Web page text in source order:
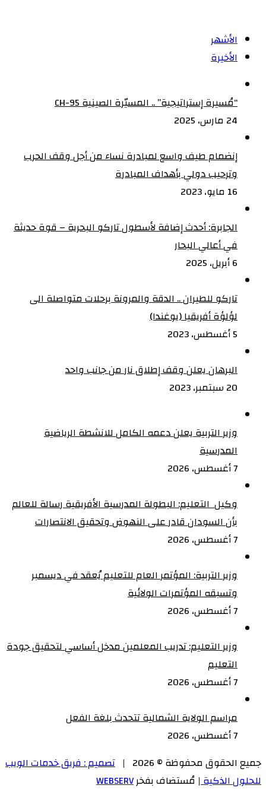
الأشهر
الأخيرة
“مُسيرة إستراتيجية” .. المسيّرة الصينية CH-95
24 مارس، 2025
إنضمام طيف واسع لمبادرة نساء من أجل وقف الحرب
وترحيب دولي بأهداف المبادرة
16 مايو، 2023
الجابرة: أحدث إضافة لأسطول تاركو البحرية – قوة حديثة
في أعالي البحار
6 أبريل، 2025
تاركو للطيران .. الدقة والمرونة برحلات متواصلة الى
لؤلؤة أفريقيا (يوغندا)
5 أغسطس، 2023
البرهان يعلن وقف إطلاق نار من جانب واحد
20 سبتمبر، 2023
وزير التربية يعلن دعمه الكامل للانشطة الرياضية
المدرسية
7 أغسطس، 2026
وكيل التعليم: البطولة المدرسية الأفريقية رسالة للعالم
بأن السودان قادر على النهوض وتحقيق الانتصارات
7 أغسطس، 2026
وزير التربية: المؤتمر العام للتعليم يُعقد في ديسمبر
وتسبقه المؤتمرات الولائية
7 أغسطس، 2026
وزير التعليم: تدريب المعلمين مدخل أساسي لتحقيق جودة
التعليم
7 أغسطس، 2026
مراسم الولاية الشمالية تتحدث بلغة الفعل
7 أغسطس، 2026
جميع الحقوق محفوظة © 2026 |
تصميم : فريق خدمات الويب
للحلول الذكية| مُستضاف بفخرWEBSERV